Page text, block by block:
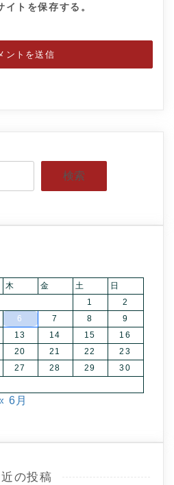
トを保存する。
検索
木 金 土
日
1
2
6 7 8
9
13 14 15
16
20 21 22
23
27 28 29
30
6月
の投稿